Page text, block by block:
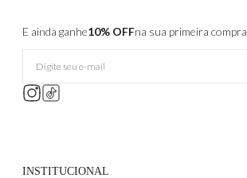
INSTITUCIONAL
E ainda ganhe10% OFFna sua primeira compra